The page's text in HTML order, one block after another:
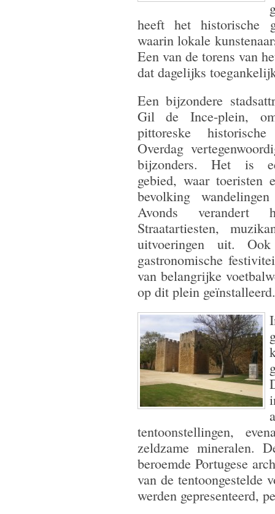
heeft het historische
waarin lokale
Een van de torens van
dat dagelijks
Een bijzondere
Gil de Ince-plein,
pittoreske historische
Overdag
bijzonders. Het is
gebied, waar toeristen
bevolking
Avonds verandert
Straatartiesten,
uitvoeringen uit.
gastronomische
van belangrijke
op dit plein geïnstalleerd.
tentoonstellingen,
zeldzame mineralen.
beroemde Portugese
van de tentoongestelde
werden gepresenteerd,